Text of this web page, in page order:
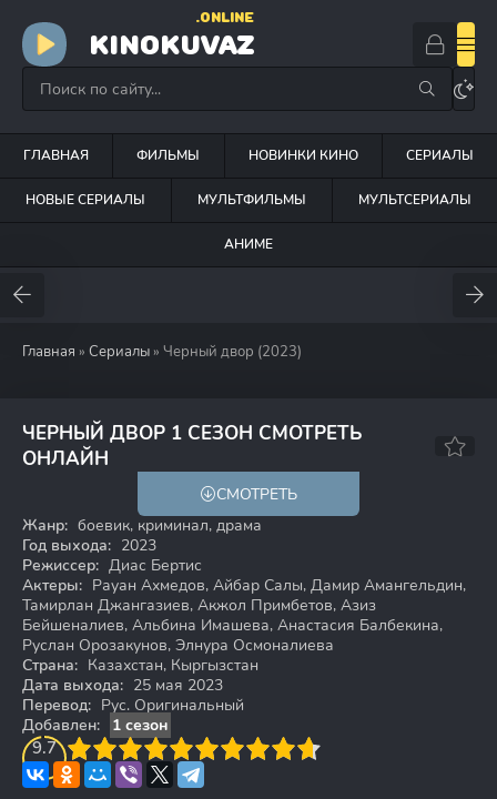
KINOKUVAZ
.ONLINE
ГЛАВНАЯ ФИЛЬМЫ НОВИНКИ КИНО СЕРИАЛЫ
НОВЫЕ СЕРИАЛЫ МУЛЬТФИЛЬМЫ МУЛЬТСЕРИАЛЫ
АНИМЕ
Главная » Сериалы » Черный двор (2023)
ЧЕРНЫЙ ДВОР 1 СЕЗОН СМОТРЕТЬ
ОНЛАЙН
СМОТРЕТЬ
Жанр: боевик, криминал, драма
Год выхода: 2023
Режиссер: Диас Бертис
Актеры: Рауан Ахмедов, Айбар Салы, Дамир Амангельдин,
Тамирлан Джангазиев, Акжол Примбетов, Азиз
Бейшеналиев, Альбина Имашева, Анастасия Балбекина,
Руслан Орозакунов, Элнура Осмоналиева
Страна: Казахстан, Кыргызстан
Дата выхода: 25 мая 2023
Перевод: Рус. Оригинальный
Добавлен:
1 сезон
9.7
4 5 6 7 8 9 10